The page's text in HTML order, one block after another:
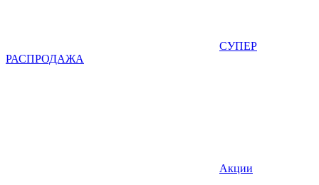
СУПЕР
РАСПРОДАЖА
Акции